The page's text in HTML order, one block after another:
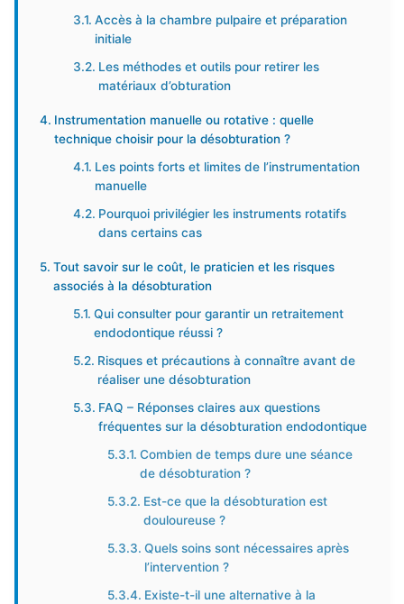
Accès à la chambre pulpaire et préparation
initiale
Les méthodes et outils pour retirer les
matériaux d’obturation
Instrumentation manuelle ou rotative : quelle
technique choisir pour la désobturation ?
Les points forts et limites de l’instrumentation
manuelle
Pourquoi privilégier les instruments rotatifs
dans certains cas
Tout savoir sur le coût, le praticien et les risques
associés à la désobturation
Qui consulter pour garantir un retraitement
endodontique réussi ?
Risques et précautions à connaître avant de
réaliser une désobturation
FAQ – Réponses claires aux questions
fréquentes sur la désobturation endodontique
Combien de temps dure une séance
de désobturation ?
Est-ce que la désobturation est
douloureuse ?
Quels soins sont nécessaires après
l’intervention ?
Existe-t-il une alternative à la